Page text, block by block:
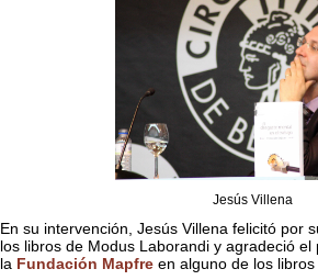
Jesús Villena
En su intervención, Jesús Villena felicitó por
los libros de Modus Laborandi y agradeció
la Fundación Mapfre en alguno de los